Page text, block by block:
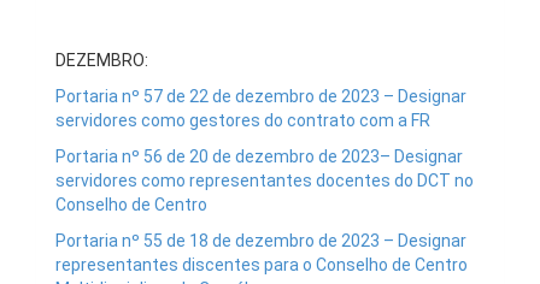
DEZEMBRO:
Portaria nº 57 de 22 de dezembro de 2023 – Designar
servidores como gestores do contrato com a FR
Portaria nº 56 de 20 de dezembro de 2023– Designar
servidores como representantes docentes do DCT no
Conselho de Centro
Portaria nº 55 de 18 de dezembro de 2023 – Designar
representantes discentes para o Conselho de Centro